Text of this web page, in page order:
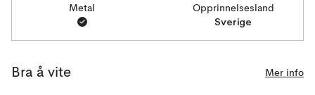
Metal Opprinnelsesland
Sverige
Bra å vite Mer info